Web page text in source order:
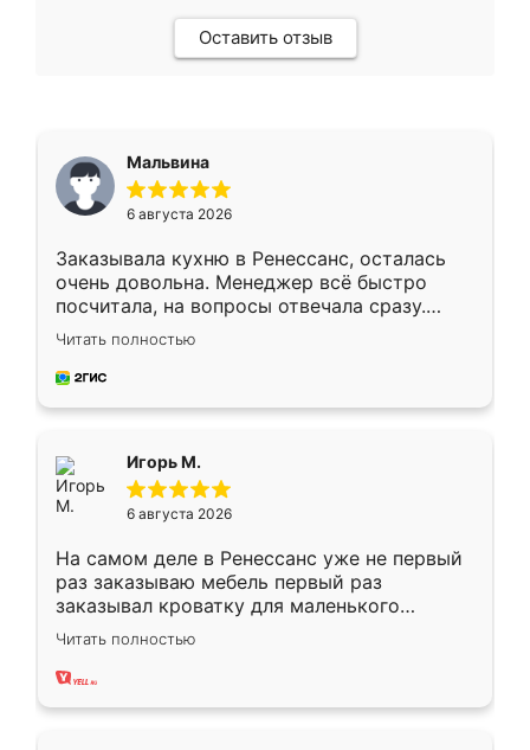
Оставить отзыв
Мальвина
6 августа 2026
Заказывала кухню в Ренессанс, осталась
очень довольна. Менеджер всё быстро
посчитала, на вопросы отвечала сразу.
Замерщик приехал в субботу, подошёл к
делу со всей ответственностью. Собрали
за день, ребята работали аккуратно, даже
Читать полностью
Игорь М.
6 августа 2026
На самом деле в Ренессанс уже не первый
раз заказываю мебель первый раз
заказывал кроватку для маленького
ребёнка при его рождении ,во второй раз
заказал шкаф-купе. По качеству очень
хорошее сборка достаточно быстрая,
Читать полностью